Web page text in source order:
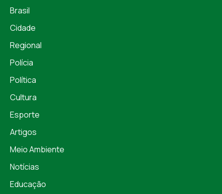
Brasil
Cidade
Regional
Polícia
Política
Cultura
Esporte
Artigos
Meio Ambiente
Notícias
Educação